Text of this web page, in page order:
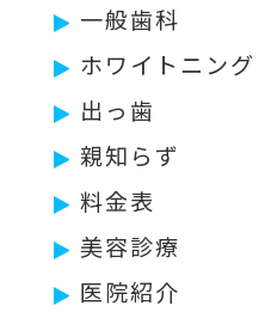
一般歯科
ホワイトニング
出っ歯
親知らず
料金表
美容診療
医院紹介